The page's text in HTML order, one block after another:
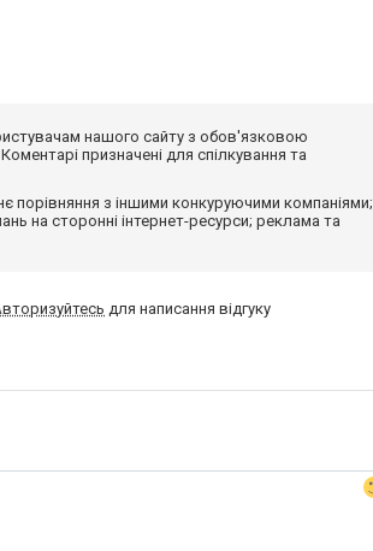
нашого сайту з обов'язковою
призначені для спілкування та
порівняння з іншими конкуруючими компаніями;
на сторонні інтернет-ресурси; реклама та
для написання відгуку